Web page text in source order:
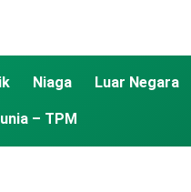
Niaga Luar Negara
– TPM